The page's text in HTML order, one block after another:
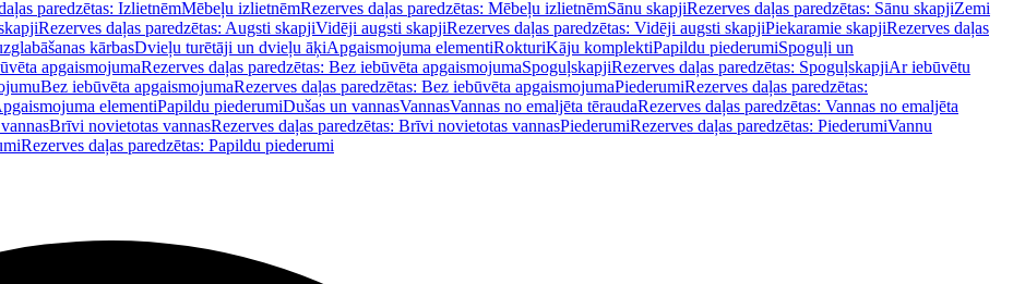
paredzētas: IzlietnēmMēbeļu izlietnēmRezerves daļas paredzētas: Mēbeļu izlietnēmSānu skapjiRezerves daļas paredzētas: Sānu skapjiZemi
Rezerves daļas paredzētas: Augsti skapjiVidēji augsti skapjiRezerves daļas paredzētas: Vidēji augsti skapjiPiekaramie skapjiRezerves daļas
kārbasDvieļu turētāji un dvieļu āķiApgaismojuma elementiRokturiKāju komplektiPapildu piederumiSpoguļi un
apgaismojumaRezerves daļas paredzētas: Bez iebūvēta apgaismojumaSpoguļskapjiRezerves daļas paredzētas: SpoguļskapjiAr iebūvētu
Bez iebūvēta apgaismojumaRezerves daļas paredzētas: Bez iebūvēta apgaismojumaPiederumiRezerves daļas paredzētas:
elementiPapildu piederumiDušas un vannasVannasVannas no emaljēta tēraudaRezerves daļas paredzētas: Vannas no emaljēta
Brīvi novietotas vannasRezerves daļas paredzētas: Brīvi novietotas vannasPiederumiRezerves daļas paredzētas: PiederumiVannu
Rezerves daļas paredzētas: Papildu piederumi